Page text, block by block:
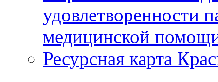
удовлетворенности
медицинской
Ресурсная карта